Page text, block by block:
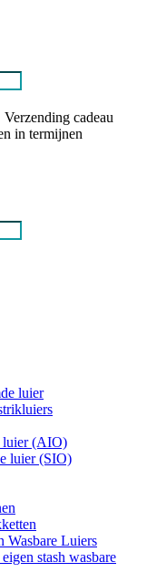
Verzending cadeau
in termijnen
luier
luier (AIO)
luier (SIO)
Wasbare Luiers
stash wasbare